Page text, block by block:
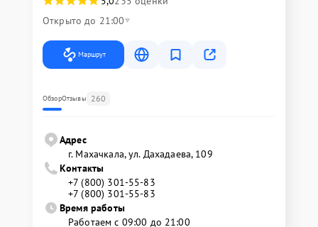
Открыто до 21:00
Маршрут
ОбзорОтзывы 260
Адрес
г. Махачкала, ул. Дахадаева, 109
Контакты
+7 (800) 301-55-83
+7 (800) 301-55-83
Время работы
Работаем с 09:00 до 21:00